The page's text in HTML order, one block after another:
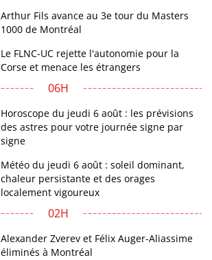
Arthur Fils avance au 3e tour du Masters
1000 de Montréal
Le FLNC-UC rejette l'autonomie pour la
Corse et menace les étrangers
06H
Horoscope du jeudi 6 août : les prévisions
des astres pour votre journée signe par
signe
Météo du jeudi 6 août : soleil dominant,
chaleur persistante et des orages
localement vigoureux
02H
Alexander Zverev et Félix Auger-Aliassime
éliminés à Montréal